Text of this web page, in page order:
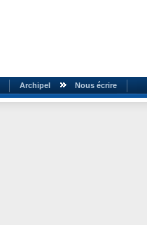
Archipel Nous écrire